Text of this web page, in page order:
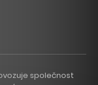
společnost